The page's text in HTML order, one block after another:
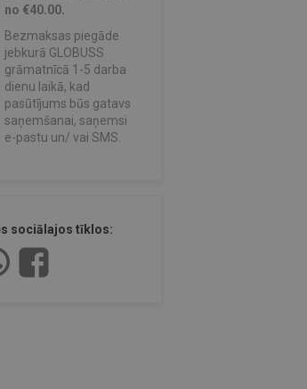
no €40.00.
Bezmaksas piegāde
jebkurā GLOBUSS
grāmatnīcā 1-5 darba
dienu laikā, kad
pasūtījums būs gatavs
saņemšanai, saņemsi
e-pastu un/ vai SMS.
sociālajos tīklos: